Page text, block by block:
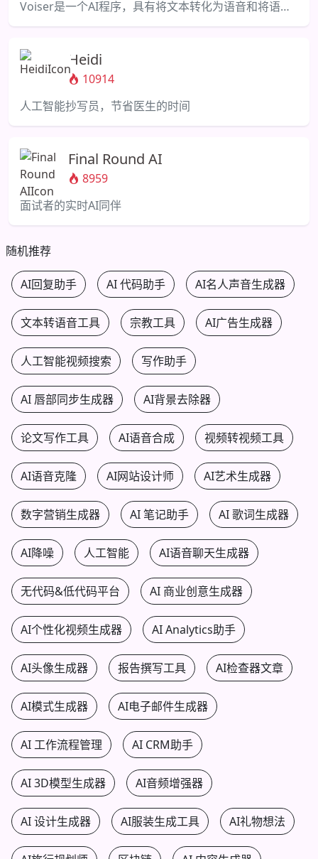
Voiser是一个AI程序，具有将文本转化为语音和将语音转化为文本的人类声音的功能。
Heidi
10914
人工智能抄写员，节省医生的时间
Final Round AI
8959
面试者的实时AI同伴
随机推荐
AI回复助手 AI 代码助手 AI名人声音生成器
文本转语音工具 宗教工具 AI广告生成器
人工智能视频搜索 写作助手
AI 唇部同步生成器 AI背景去除器
论文写作工具 AI语音合成 视频转视频工具
AI语音克隆 AI网站设计师 AI艺术生成器
数字营销生成器 AI 笔记助手 AI 歌词生成器
AI降噪 人工智能 AI语音聊天生成器
无代码&低代码平台 AI 商业创意生成器
AI个性化视频生成器 AI Analytics助手
AI头像生成器 报告撰写工具 AI检查器文章
AI模式生成器 AI电子邮件生成器
AI 工作流程管理 AI CRM助手
AI 3D模型生成器 AI音频增强器
AI 设计生成器 AI服装生成工具 AI礼物想法